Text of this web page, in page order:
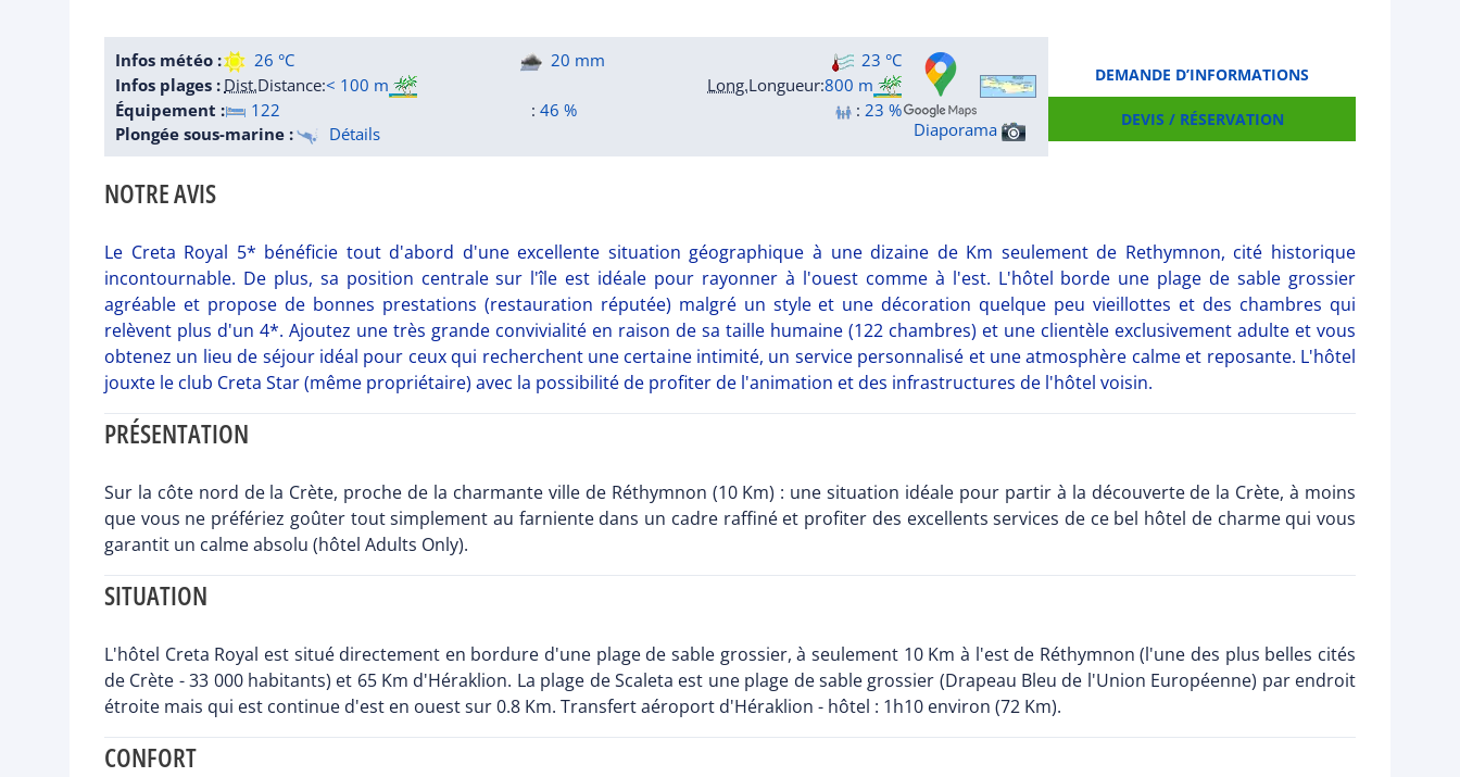
DEMANDE D’INFORMATIONS
DEVIS / RÉSERVATION
Infos météo : 26 °C 20 mm
23 °C
Infos plages : Dist.Distance:< 100 m Long.Longueur:800 m
Équipement :
122 : 46 % :23 %
Plongée sous-marine :
Détails Diaporama
NOTRE AVIS
Le Creta Royal 5* bénéficie tout d'abord d'une excellente situation géographique à une dizaine de Km seulement de Rethymnon, cité historique
incontournable. De plus, sa position centrale sur l'île est idéale pour rayonner à l'ouest comme à l'est. L'hôtel borde une plage de sable grossier
agréable et propose de bonnes prestations (restauration réputée) malgré un style et une décoration quelque peu vieillottes et des chambres qui
relèvent plus d'un 4*. Ajoutez une très grande convivialité en raison de sa taille humaine (122 chambres) et une clientèle exclusivement adulte et vous
obtenez un lieu de séjour idéal pour ceux qui recherchent une certaine intimité, un service personnalisé et une atmosphère calme et reposante. L'hôtel
jouxte le club Creta Star (même propriétaire) avec la possibilité de profiter de l'animation et des infrastructures de l'hôtel voisin.
PRÉSENTATION
Sur la côte nord de la Crète, proche de la charmante ville de Réthymnon (10 Km) : une situation idéale pour partir à la découverte de la Crète, à moins
que vous ne préfériez goûter tout simplement au farniente dans un cadre raffiné et profiter des excellents services de ce bel hôtel de charme qui vous
garantit un calme absolu (hôtel Adults Only).
SITUATION
L'hôtel Creta Royal est situé directement en bordure d'une plage de sable grossier, à seulement 10 Km à l'est de Réthymnon (l'une des plus belles cités
de Crète - 33 000 habitants) et 65 Km d'Héraklion. La plage de Scaleta est une plage de sable grossier (Drapeau Bleu de l'Union Européenne) par endroit
étroite mais qui est continue d'est en ouest sur 0.8 Km. Transfert aéroport d'Héraklion - hôtel : 1h10 environ (72 Km).
CONFORT